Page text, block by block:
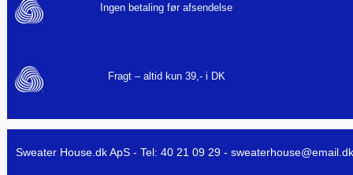
Ingen betaling før afsendelse
Fragt – altid kun 39,- i DK
Sweater House.dk ApS - Tel: 40 21 09 29 -